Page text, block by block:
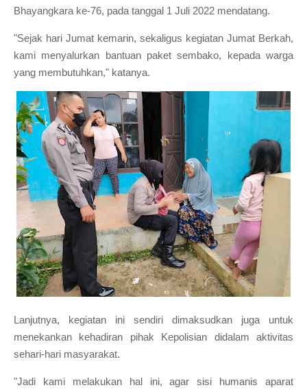
Bhayangkara ke-76, pada tanggal 1 Juli 2022 mendatang.
"Sejak hari Jumat kemarin, sekaligus kegiatan Jumat Berkah,
kami menyalurkan bantuan paket sembako, kepada warga
yang membutuhkan," katanya.
Lanjutnya, kegiatan ini sendiri dimaksudkan juga untuk
menekankan kehadiran pihak Kepolisian didalam aktivitas
sehari-hari masyarakat.
"Jadi kami melakukan hal ini, agar sisi humanis aparat